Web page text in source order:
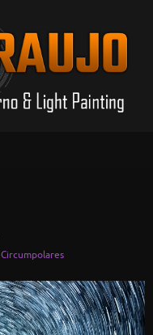
Circumpolares